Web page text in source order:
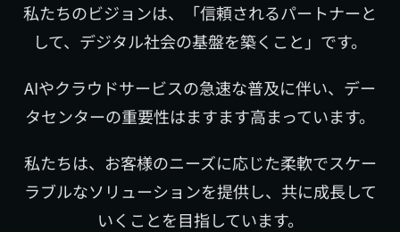
私たちのビジョンは、「信頼されるパートナーと
して、デジタル社会の基盤を築くこと」です。
AIやクラウドサービスの急速な普及に伴い、デー
タセンターの重要性はますます高まっています。
私たちは、お客様のニーズに応じた柔軟でスケー
ラブルなソリューションを提供し、共に成長して
いくことを目指しています。